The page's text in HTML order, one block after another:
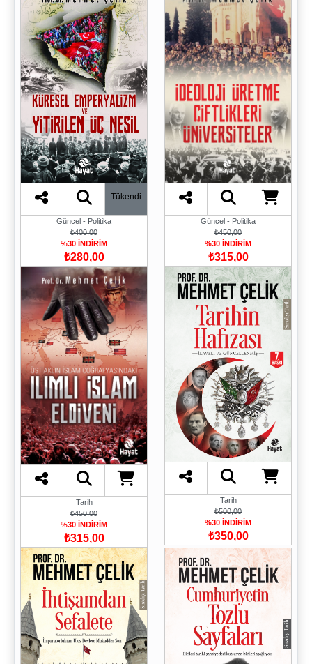
Tükendi
Güncel - Politika
₺400,00
%30 İNDİRİM
₺280,00
Güncel - Politika
₺450,00
%30 İNDİRİM
₺315,00
Tarih
₺450,00
%30 İNDİRİM
₺315,00
Tarih
₺500,00
%30 İNDİRİM
₺350,00